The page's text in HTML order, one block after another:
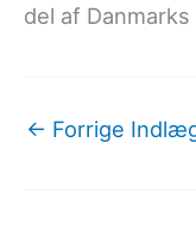
del af
← Forrige